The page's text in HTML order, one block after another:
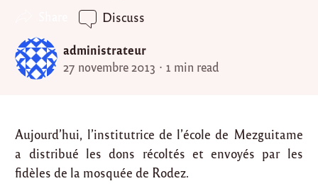
administrateur
27 novembre 2013
1 min read
Discuss
Aujourd’hui, l’institutrice de l’école de Mezguitame
a distribué les dons récoltés et envoyés par les
fidèles de la mosquée de Rodez.